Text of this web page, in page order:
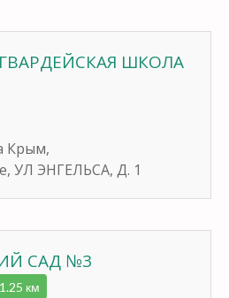
ШКОЛА
Крым,
УЛ ЭНГЕЛЬСА, Д. 1
САД №3
1.25 км